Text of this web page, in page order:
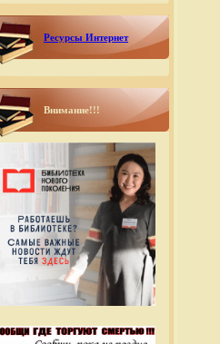
Ресурсы Интернет
Внимание!!!